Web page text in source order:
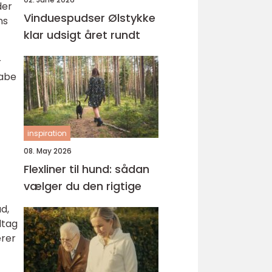
Vinduespudser Ølstykke
klar udsigt året rundt
inspiration
08. May 2026
Flexliner til hund: sådan
vælger du den rigtige